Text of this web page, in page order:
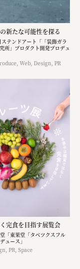
新たな可能性を探る
テンドアート「「装飾ガラ
所」プロダクト開発プロデュ
Web, Design, PR
完食を目指す展覧会
「東果堂「タベツクスフル
ュース」
PR, Space